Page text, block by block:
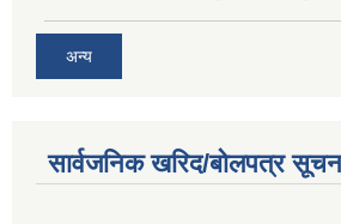
अन्य
सार्वजनिक खरिद/बोलपत्र